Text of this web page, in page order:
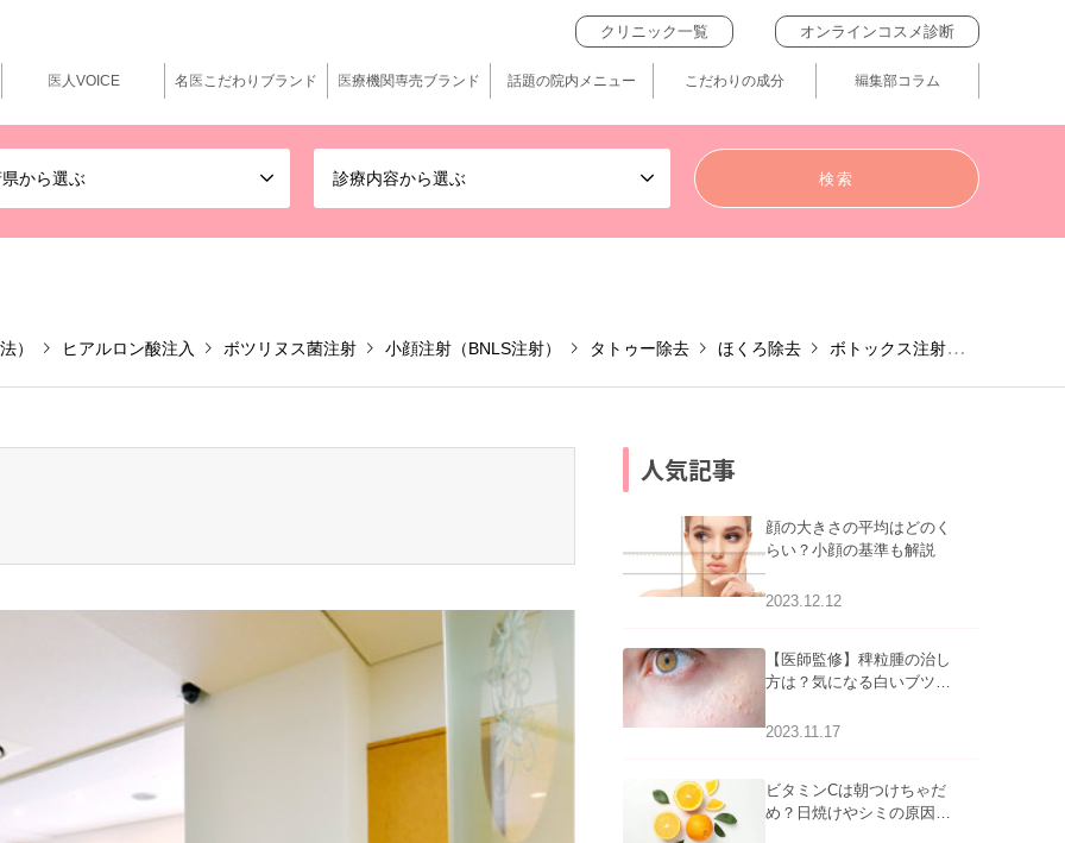
から選ぶ 診療内容から選ぶ
クリニック一覧 オンラインコスメ診断
医人VOICE 名医こだわりブランド 医療機関専売ブランド 話題の院内メニュー こだわりの成分 編集部コラム
） ヒアルロン酸注入 ボツリヌス菌注射 小顔注射（BNLS注射） タトゥー除去 ほくろ除去 ボトックス注射
人気記事
顔の大きさの平均はどのく
らい？小顔の基準も解説
2023.12.12
【医師監修】稗粒腫の治し
方は？気になる白いブツブ
アについて
2023.11.17
ビタミンCは朝つけちゃだ
め？日焼けやシミの原因に